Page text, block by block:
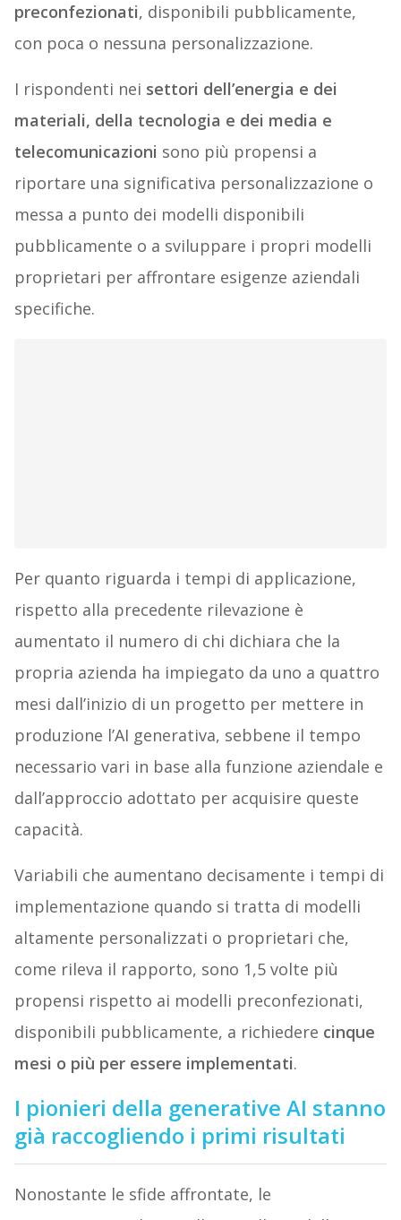
preconfezionati, disponibili pubblicamente,
con poca o nessuna personalizzazione.
I rispondenti nei settori dell’energia e dei
materiali, della tecnologia e dei media e
telecomunicazioni sono più propensi a
riportare una significativa personalizzazione o
messa a punto dei modelli disponibili
pubblicamente o a sviluppare i propri modelli
proprietari per affrontare esigenze aziendali
specifiche.
Per quanto riguarda i tempi di applicazione,
rispetto alla precedente rilevazione è
aumentato il numero di chi dichiara che la
propria azienda ha impiegato da uno a quattro
mesi dall’inizio di un progetto per mettere in
produzione l’AI generativa, sebbene il tempo
necessario vari in base alla funzione aziendale e
dall’approccio adottato per acquisire queste
capacità.
Variabili che aumentano decisamente i tempi di
implementazione quando si tratta di modelli
altamente personalizzati o proprietari che,
come rileva il rapporto, sono 1,5 volte più
propensi rispetto ai modelli preconfezionati,
disponibili pubblicamente, a richiedere cinque
mesi o più per essere implementati.
I pionieri della generative AI stanno
già raccogliendo i primi risultati
Nonostante le sfide affrontate, le